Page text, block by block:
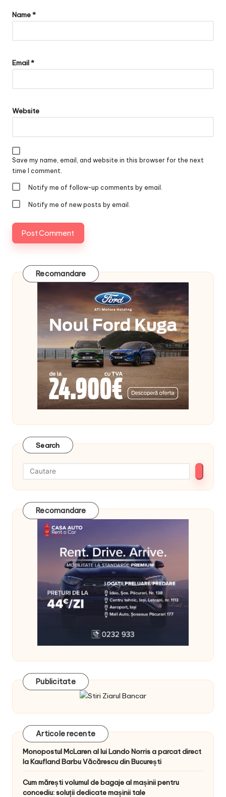
Name*
Email*
Website
Save my name, email, and website in this browser for the next
time I comment.
Notify me of follow-up comments by email.
Notify me of new posts by email.
Recomandare
Search
Recomandare
Publicitate
Articole recente
Monopostul McLaren al lui Lando Norris a parcat direct
la Kaufland Barbu Văcărescu din București
Cum mărești volumul de bagaje al mașinii pentru
concediu: soluții dedicate mașinii tale